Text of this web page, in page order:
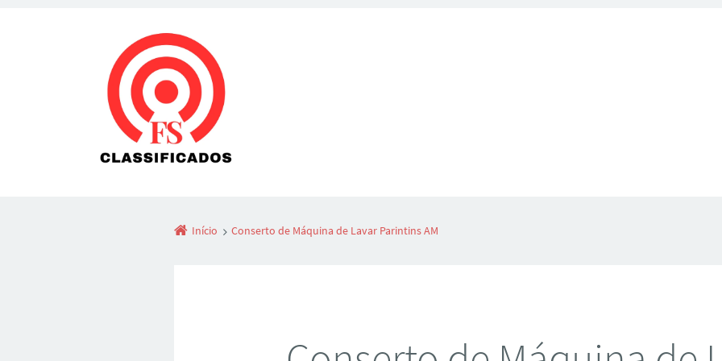
Início Conserto de Máquina de Lavar Parintins AM